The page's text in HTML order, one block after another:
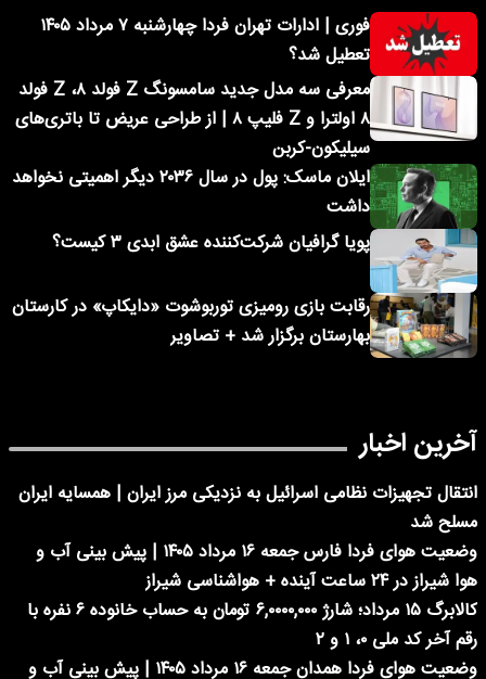
فوری | ادارات تهران فردا چهارشنبه ۷ مرداد ۱۴۰۵
تعطیل شد؟
معرفی سه مدل جدید سامسونگ Z فولد ۸، Z فولد
۸ اولترا و Z فلیپ ۸ | از طراحی عریض تا باتری‌های
سیلیکون-کربن
ایلان ماسک: پول در سال ۲۰۳۶ دیگر اهمیتی نخواهد
داشت
پویا گرافیان شرکت‌کننده عشق ابدی ۳ کیست؟
رقابت بازی رومیزی توربوشوت «دایکاپ» در کارستان
بهارستان برگزار شد + تصاویر
آخرین اخبار
انتقال تجهیزات نظامی اسرائیل به نزدیکی مرز ایران | همسایه ایران
مسلح شد
وضعیت هوای فردا فارس جمعه ۱۶ مرداد ۱۴۰۵ | پیش بینی آب و
هوا شیراز در ۲۴ ساعت آینده + هواشناسی شیراز
کالابرگ ۱۵ مرداد؛ شارژ ۶,۰۰۰۰,۰۰۰ تومان به حساب خانوده ۶ نفره با
رقم آخر کد ملی ۰، ۱ و ۲
وضعیت هوای فردا همدان جمعه ۱۶ مرداد ۱۴۰۵ | پیش بینی آب و